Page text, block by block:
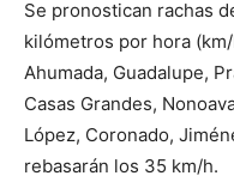
Se pronostican rachas
kilómetros por hora
Ahumada, Guadalupe,
Casas Grandes,
López, Coronado,
rebasarán los 35 km/h.